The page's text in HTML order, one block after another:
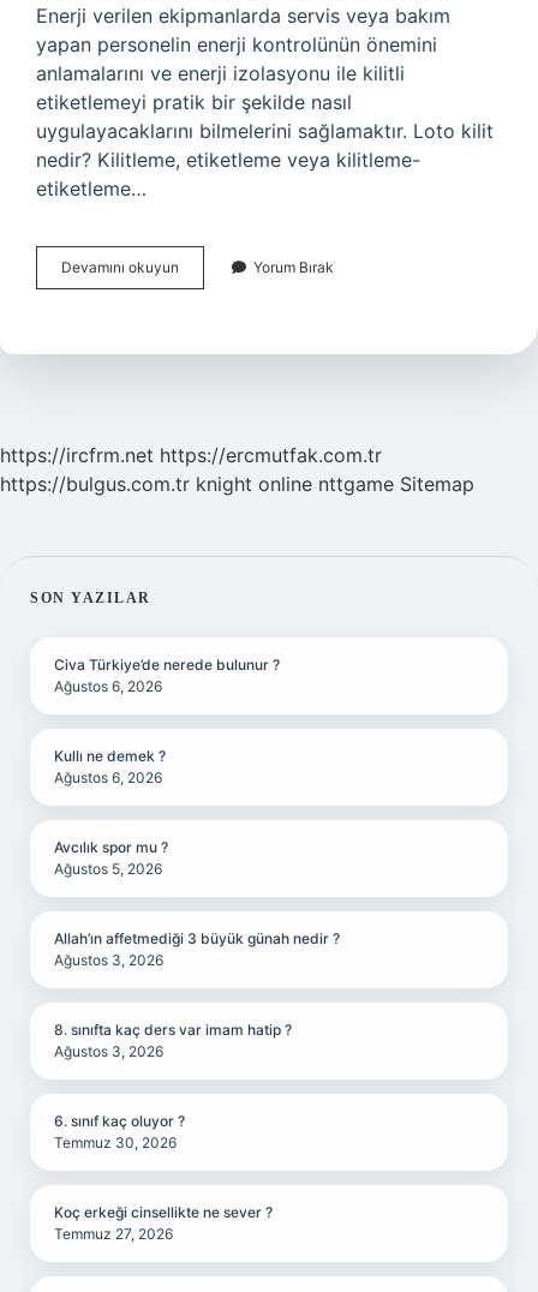
Enerji verilen ekipmanlarda servis veya bakım
yapan personelin enerji kontrolünün önemini
anlamalarını ve enerji izolasyonu ile kilitli
etiketlemeyi pratik bir şekilde nasıl
uygulayacaklarını bilmelerini sağlamaktır. Loto kilit
nedir? Kilitleme, etiketleme veya kilitleme-
etiketleme…
Devamını okuyun
Nedir
Yorum Bırak
https://ircfrm.net https://ercmutfak.com.tr
https://bulgus.com.tr knight online nttgame Sitemap
SIDEBAR
SON YAZILAR
Civa Türkiye’de nerede bulunur ?
Ağustos 6, 2026
Kullı ne demek ?
Ağustos 6, 2026
Avcılık spor mu ?
Ağustos 5, 2026
Allah’ın affetmediği 3 büyük günah nedir ?
Ağustos 3, 2026
8. sınıfta kaç ders var imam hatip ?
Ağustos 3, 2026
6. sınıf kaç oluyor ?
Temmuz 30, 2026
Koç erkeği cinsellikte ne sever ?
Temmuz 27, 2026